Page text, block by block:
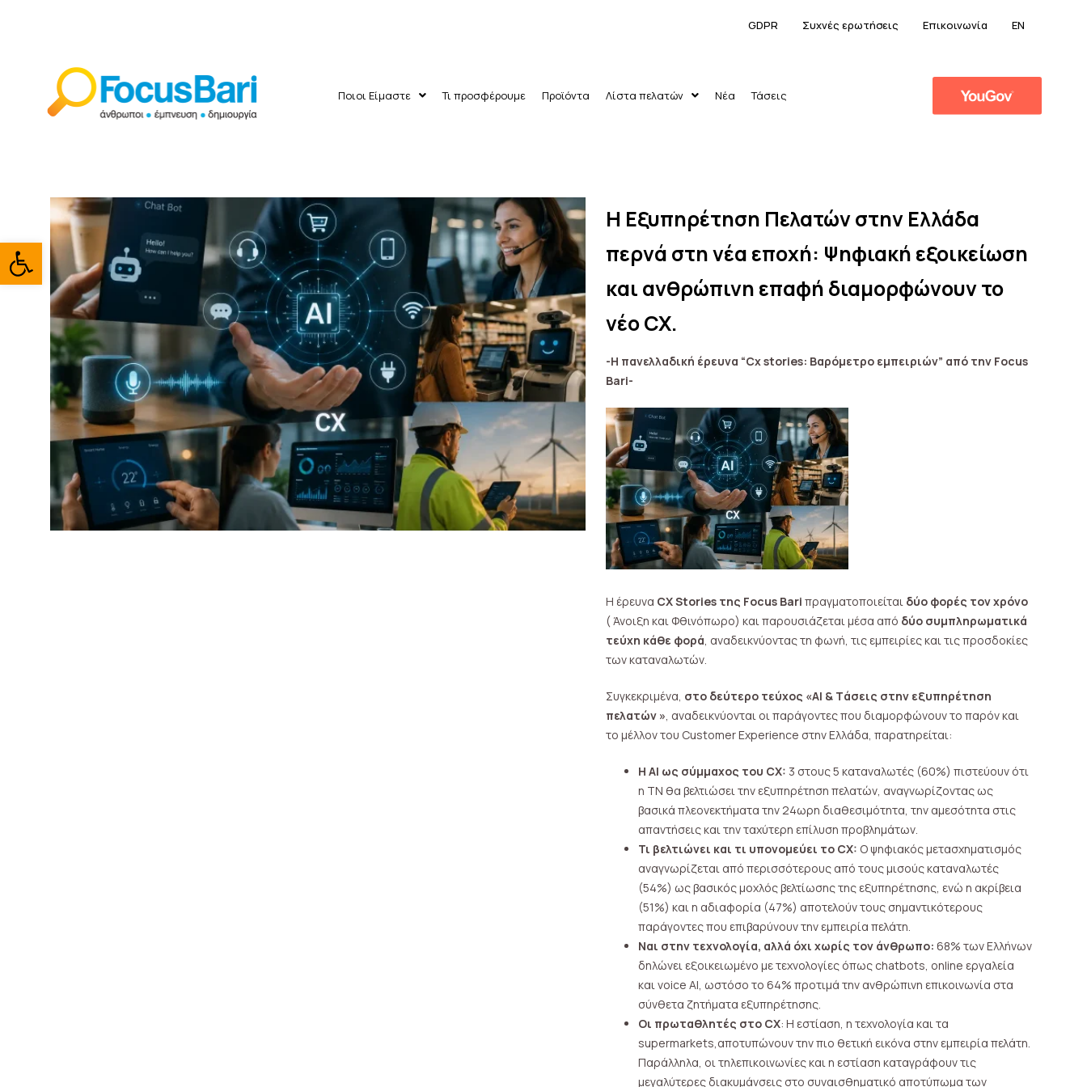
Ανοίξτε τη γραμμή εργαλείων
GDPR Συχνές ερωτήσεις Επικοινωνία EN
Ποιοι Είμαστε Τι προσφέρουμε Προϊόντα Λίστα πελατών Νέα Τάσεις
H Εξυπηρέτηση Πελατών στην Ελλάδα
περνά στη νέα εποχή: Ψηφιακή εξοικείωση
και ανθρώπινη επαφή διαμορφώνουν το
νέο CX.
-Η πανελλαδική έρευνα “Cx stories: Bαρόμετρο εμπειριών” από την Focus
Bari-
Η έρευνα CX Stories της Focus Bari πραγματοποιείται δύο φορές τον χρόνο
( Άνοιξη και Φθινόπωρο) και παρουσιάζεται μέσα από δύο συμπληρωματικά
τεύχη κάθε φορά , αναδεικνύοντας τη φωνή, τις εμπειρίες και τις προσδοκίες
των καταναλωτών.
Συγκεκριμένα, στο δεύτερο τεύχος «ΑΙ & Tάσεις στην εξυπηρέτηση
πελατών » , αναδεικνύονται οι παράγοντες που διαμορφώνουν το παρόν και
το μέλλον του Customer Experience στην Ελλάδα, παρατηρείται:
Η AI ως σύμμαχος του CX: 3 στους 5 καταναλωτές (60%) πιστεύουν ότι
η TN θα βελτιώσει την εξυπηρέτηση πελατών, αναγνωρίζοντας ως
βασικά πλεονεκτήματα την 24ωρη διαθεσιμότητα, την αμεσότητα στις
απαντήσεις και την ταχύτερη επίλυση προβλημάτων.
Τι βελτιώνει και τι υπονομεύει το CX: Ο ψηφιακός μετασχηματισμός
αναγνωρίζεται από περισσότερους από τους μισούς καταναλωτές
(54%) ως βασικός μοχλός βελτίωσης της εξυπηρέτησης, ενώ η ακρίβεια
(51%) και η αδιαφορία (47%) αποτελούν τους σημαντικότερους
παράγοντες που επιβαρύνουν την εμπειρία πελάτη.
Ναι στην τεχνολογία, αλλά όχι χωρίς τον άνθρωπο: 68% των Ελλήνων
δηλώνει εξοικειωμένο με τεχνολογίες όπως chatbots, online εργαλεία
και voice AI, ωστόσο το 64% προτιμά την ανθρώπινη επικοινωνία στα
σύνθετα ζητήματα εξυπηρέτησης.
Οι πρωταθλητές στο CX: Η εστίαση, η τεχνολογία και τα
supermarkets,αποτυπώνουν την πιο θετική εικόνα στην εμπειρία πελάτη.
Παράλληλα, οι τηλεπικοινωνίες και η εστίαση καταγράφουν τις
μεγαλύτερες διακυμάνσεις στο συναισθηματικό αποτύπωμα των